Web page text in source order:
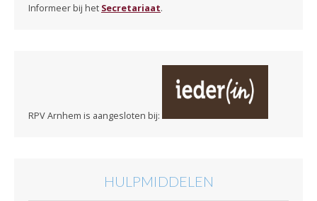
Informeer bij het Secretariaat.
RPV Arnhem is aangesloten bij:
HULPMIDDELEN